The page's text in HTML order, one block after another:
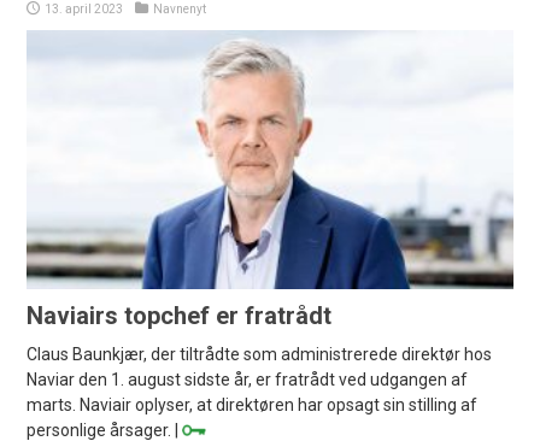
13. april 2023 Navnenyt
Naviairs topchef er fratrådt
Claus Baunkjær, der tiltrådte som administrerede direktør hos
Naviar den 1. august sidste år, er fratrådt ved udgangen af
marts. Naviair oplyser, at direktøren har opsagt sin stilling af
personlige årsager. |